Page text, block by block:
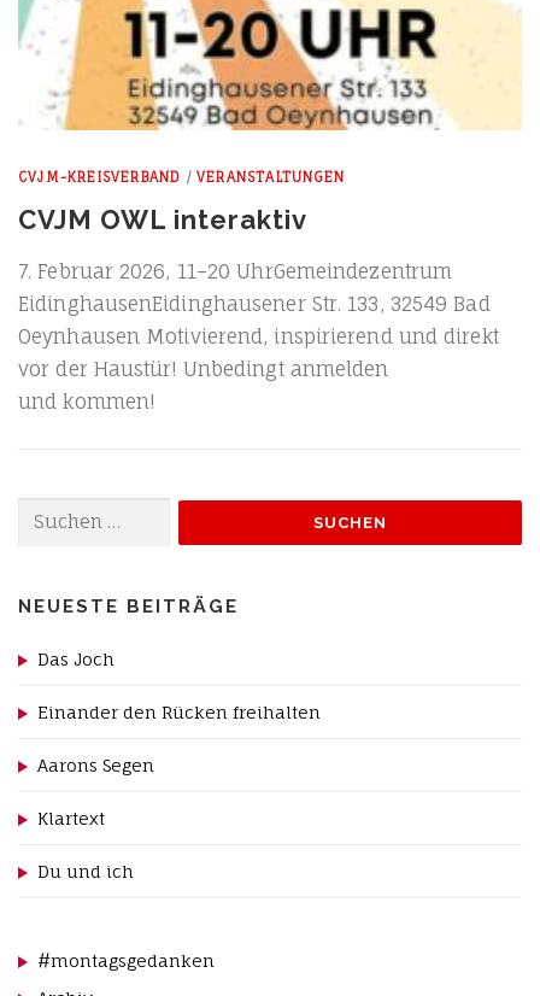
CVJM-KREISVERBAND /VERANSTALTUNGEN
CVJM OWL interaktiv
7. Febru­ar 2026, 11–20 Uhr­Ge­mein­de­zen­trum
Eiding­hau­sen­Ei­ding­hau­se­ner Str. 133, 32549 Bad
Oeyn­hau­sen Moti­vie­rend, inspi­rie­rend und direkt
vor der Haus­tür! Unbe­dingt anmel­den
und kommen!
nach:
NEUESTE BEITRÄGE
Das Joch
Einander den Rücken freihalten
Aarons Segen
Klartext
Du und ich
#montagsgedanken